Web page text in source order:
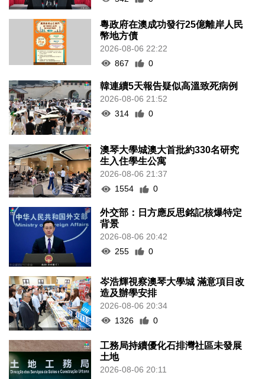
粵政府在澳成功發行25億離岸人民
幣地方債
2026-08-06 22:22
867
0
韓連續5天報告疑似高溫致死病例
2026-08-06 21:52
314
0
澳琴大學城澳大首批約330名研究
生入住學生公寓
2026-08-06 21:37
1554
0
外交部：日方應反思銘記核爆特定
背景
2026-08-06 20:42
255
0
岑浩輝視察澳琴大學城 滿意項目改
造及辦學安排
2026-08-06 20:34
1326
0
工務局持續優化石排灣社區未發展
土地
2026-08-06 20:11